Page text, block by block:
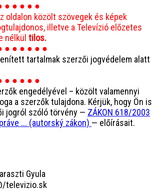
● ● ● ● ●
oldalon közölt szövegek és képek
illetve a Televízió előzetes
nélkül tilos.
● ● ● ● ● ●
tartalmak szerzői jogvédelem alatt
● ● ● ● ●
engedélyével – közölt valamennyi
a szerzők tulajdona. Kérjük, hogy Ön is
jogról szóló törvény — ZÁKON 618/2003
... (autorský zákon) — előírásait.
Gyula
televizio.sk